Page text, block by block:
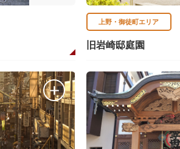
上野・御徒町エリア
旧岩崎邸庭園